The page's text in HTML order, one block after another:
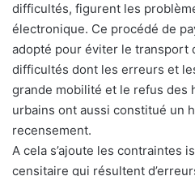
difficultés, figurent les
électronique. Ce procédé de
adopté pour éviter le transport
difficultés dont les erreurs et
grande mobilité et le refus des
urbains ont aussi constitué un
recensement.
A cela s’ajoute les contraintes
censitaire qui résultent